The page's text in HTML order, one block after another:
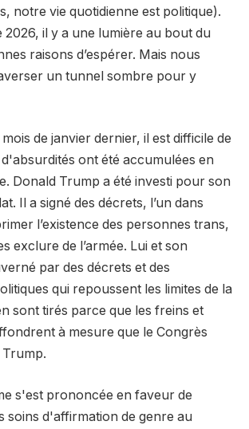
notre vie quotidienne est politique).
2026, il y a une lumière au bout du
raisons d’espérer. Mais nous
un tunnel sombre pour y
de janvier dernier, il est difficile de
ont été accumulées en
Donald Trump a été investi pour son
Il a signé des décrets, l’un dans
l’existence des personnes trans,
exclure de l’armée. Lui et son
par des décrets et des
qui repoussent les limites de la
sont tirés parce que les freins et
à mesure que le Congrès
Trump.
s'est prononcée en faveur de
soins d'affirmation de genre au